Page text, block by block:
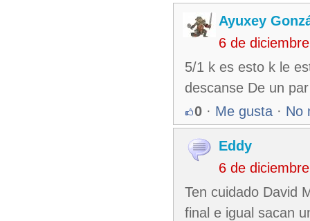
Ayuxey
6 de
5/1 k es esto k le
descanse De un
0 · Me gusta · No
Eddy
6 de
Ten cuidado David
final e igual sacan